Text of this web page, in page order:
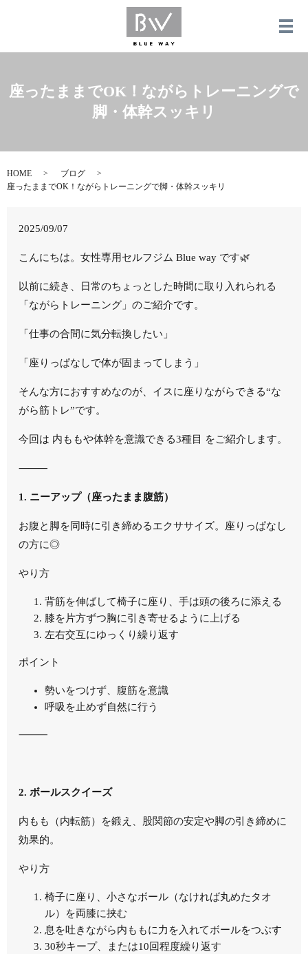
メ
座ったままでOK！ながらトレーニングで
脚・体幹スッキリ
HOME
ブログ
座ったままでOK！ながらトレーニングで脚・体幹スッキリ
2025/09/07
こんにちは。女性専用セルフジム Blue way です🌿
以前に続き、日常のちょっとした時間に取り入れられる
「ながらトレーニング」のご紹介です。
「仕事の合間に気分転換したい」
「座りっぱなしで体が固まってしまう」
そんな方におすすめなのが、イスに座りながらできる“な
がら筋トレ”です。
今回は 内ももや体幹を意識できる3種目 をご紹介します。
⸻
1. ニーアップ（座ったまま腹筋）
お腹と脚を同時に引き締めるエクササイズ。座りっぱなし
の方に◎
やり方
背筋を伸ばして椅子に座り、手は頭の後ろに添える
膝を片方ずつ胸に引き寄せるように上げる
左右交互にゆっくり繰り返す
ポイント
勢いをつけず、腹筋を意識
呼吸を止めず自然に行う
⸻
2. ボールスクイーズ
内もも（内転筋）を鍛え、股関節の安定や脚の引き締めに
効果的。
やり方
椅子に座り、小さなボール（なければ丸めたタオ
ル）を両膝に挟む
息を吐きながら内ももに力を入れてボールをつぶす
30秒キープ、または10回程度繰り返す